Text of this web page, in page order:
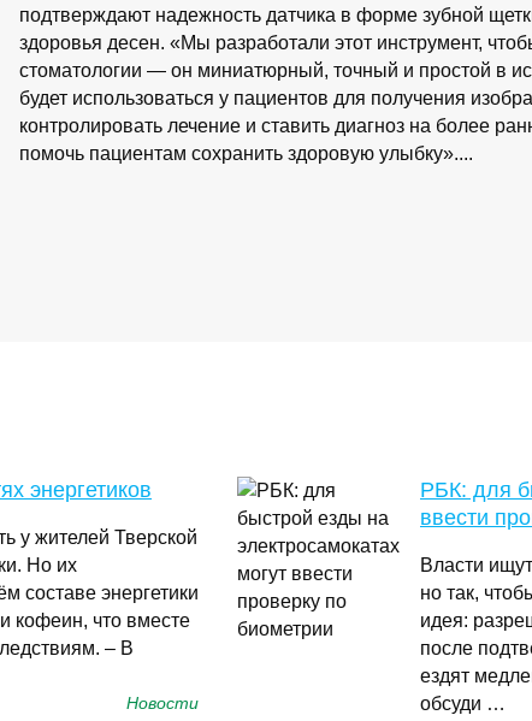
подтверждают надежность датчика в форме зубной
здоровья десен. «Мы разработали этот инструмент,
стоматологии — он миниатюрный, точный и простой в
будет использоваться у пациентов для получения
контролировать лечение и ставить диагноз на более
помочь пациентам сохранить здоровую улыбку»....
энергетиков
у жителей Тверской
Но их
составе энергетики
кофеин, что вместе
– В
Новости
РБК: для
ввести
Власти
но так,
идея:
после
ездят
обсуди …